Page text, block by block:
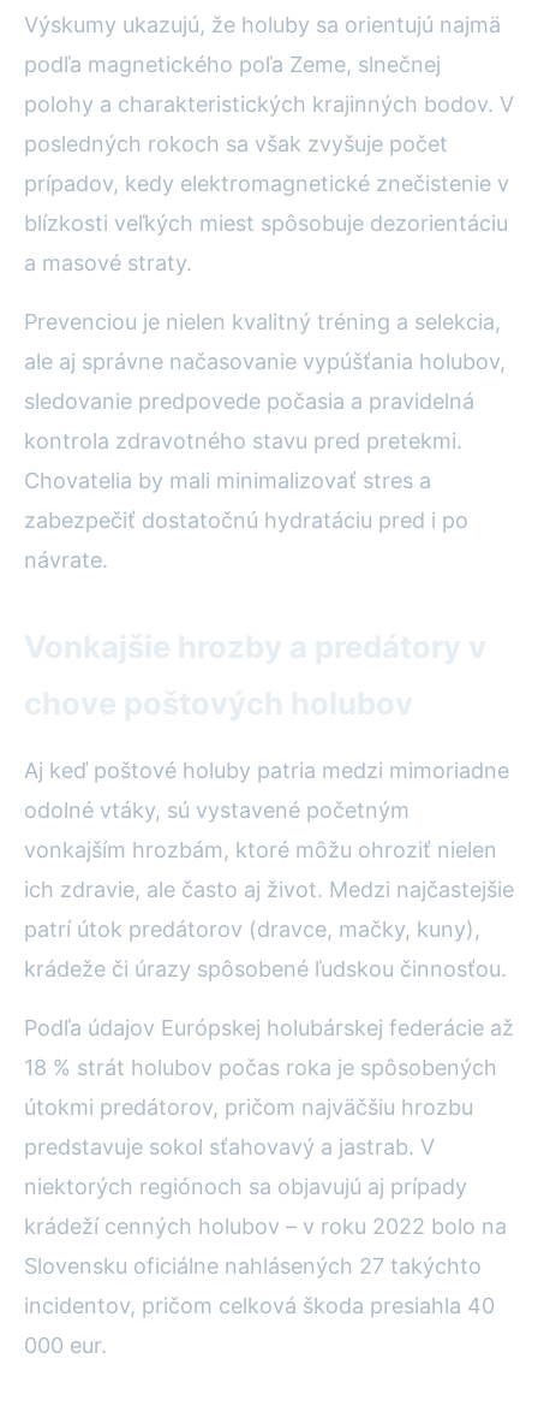
Výskumy ukazujú, že holuby sa orientujú najmä
podľa magnetického poľa Zeme, slnečnej
polohy a charakteristických krajinných bodov. V
posledných rokoch sa však zvyšuje počet
prípadov, kedy elektromagnetické znečistenie v
blízkosti veľkých miest spôsobuje dezorientáciu
a masové straty.
Prevenciou je nielen kvalitný tréning a selekcia,
ale aj správne načasovanie vypúšťania holubov,
sledovanie predpovede počasia a pravidelná
kontrola zdravotného stavu pred pretekmi.
Chovatelia by mali minimalizovať stres a
zabezpečiť dostatočnú hydratáciu pred i po
návrate.
Vonkajšie hrozby a predátory v
chove poštových holubov
Aj keď poštové holuby patria medzi mimoriadne
odolné vtáky, sú vystavené početným
vonkajším hrozbám, ktoré môžu ohroziť nielen
ich zdravie, ale často aj život. Medzi najčastejšie
patrí útok predátorov (dravce, mačky, kuny),
krádeže či úrazy spôsobené ľudskou činnosťou.
Podľa údajov Európskej holubárskej federácie až
18 % strát holubov počas roka je spôsobených
útokmi predátorov, pričom najväčšiu hrozbu
predstavuje sokol sťahovavý a jastrab. V
niektorých regiónoch sa objavujú aj prípady
krádeží cenných holubov – v roku 2022 bolo na
Slovensku oficiálne nahlásených 27 takýchto
incidentov, pričom celková škoda presiahla 40
000 eur.